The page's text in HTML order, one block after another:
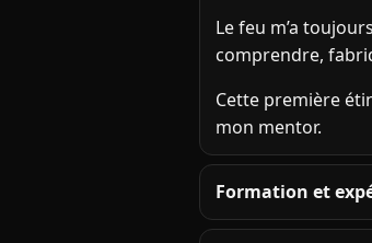
Le feu m’a
comprendre,
Cette première
mon mentor.
Formation et